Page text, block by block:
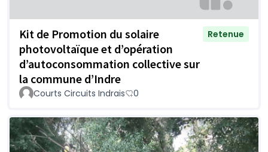
Kit de Promotion du solaire
photovoltaïque et d’opération
d’autoconsommation collective sur
la commune d’Indre
Retenue
Courts Circuits Indrais 0